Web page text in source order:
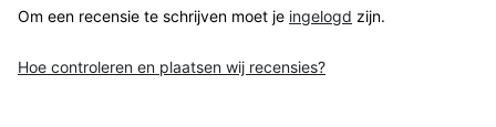
Om een recensie te schrijven moet je ingelogd zijn.
Hoe controleren en plaatsen wij recensies?